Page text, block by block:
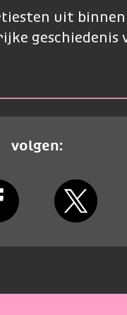
uit
geschiedenis
volgen: